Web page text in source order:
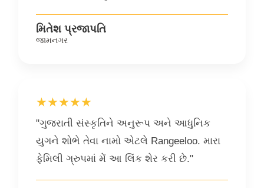
મિતેશ પ્રજાપતિ
જામનગર
★★★★★
"ગુજરાતી સંસ્કૃતિને અનુરૂપ અને આધુનિક
યુગને શોભે તેવા નામો એટલે Rangeeloo. મારા
ફેમિલી ગ્રુપમાં મેં આ લિંક શેર કરી છે."